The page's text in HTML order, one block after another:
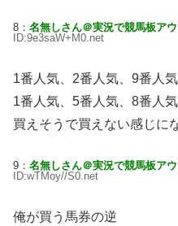
8： 名無しさん＠実況で競馬板アウ
ID:9e3saW+M0.net
1番人気、2番人気、9番人気
1番人気、5番人気、8番人気
買えそうで買えない感じに
9： 名無しさん＠実況で競馬板アウ
ID:wTMoy//S0.net
俺が買う馬券の逆